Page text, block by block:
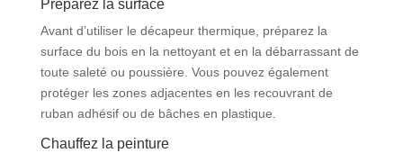
Préparez la surface
Avant d’utiliser le décapeur thermique, préparez la
surface du bois en la nettoyant et en la débarrassant de
toute saleté ou poussière. Vous pouvez également
protéger les zones adjacentes en les recouvrant de
ruban adhésif ou de bâches en plastique.
Chauffez la peinture